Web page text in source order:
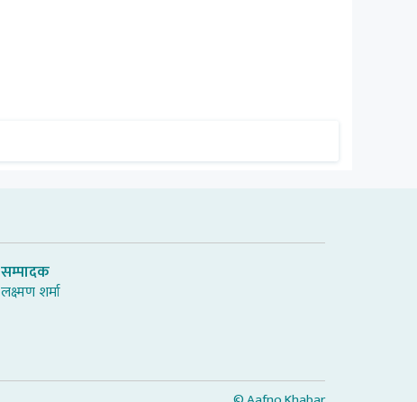
सम्पादक
लक्ष्मण शर्मा